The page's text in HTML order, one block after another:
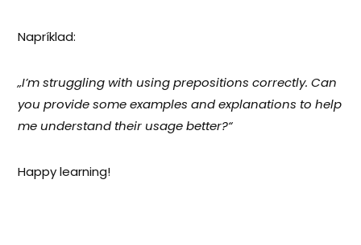
Napríklad:
„I’m struggling with using prepositions correctly. Can
you provide some examples and explanations to help
me understand their usage better?“
Happy learning!